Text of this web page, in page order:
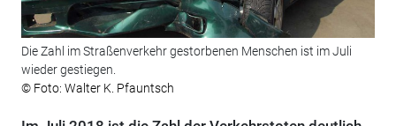
Die Zahl im Straßenverkehr gestorbenen Menschen ist im Juli
wieder gestiegen.
© Foto: Walter K. Pfauntsch